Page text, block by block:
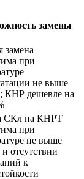
замены
замена
при
не выше
КНР дешевле на
СКл на КНРТ
при
не выше
отсутствии
к